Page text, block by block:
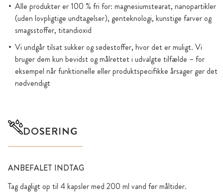
Alle produkter er 100 % fri for: magnesiumstearat, nanopartikler
(uden lovpligtige undtagelser), genteknologi, kunstige farver og
smagsstoffer, titandioxid
Vi undgår tilsat sukker og sødestoffer, hvor det er muligt. Vi
bruger dem kun bevidst og målrettet i udvalgte tilfælde – for
eksempel når funktionelle eller produktspecifikke årsager gør det
nødvendigt
DOSERING
ANBEFALET INDTAG
Tag dagligt op til 4 kapsler med 200 ml vand før måltider.